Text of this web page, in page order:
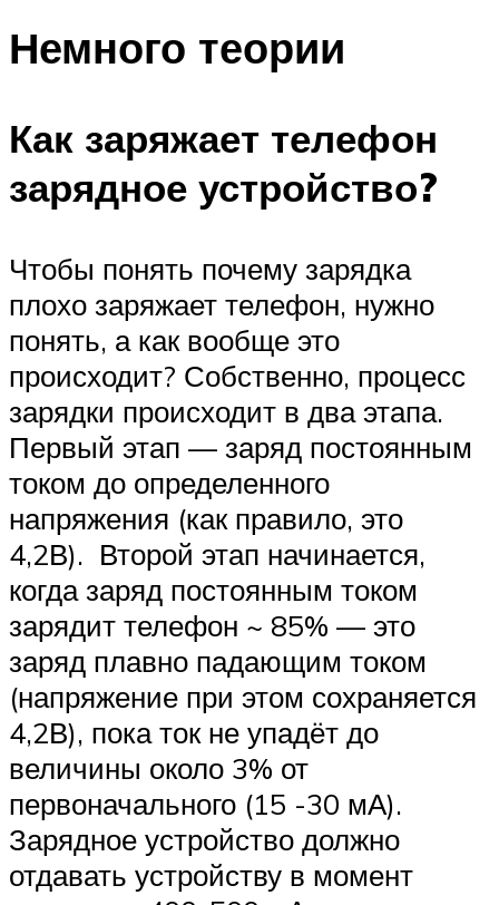
Немного теории
Как заряжает телефон
зарядное устройство?
Чтобы понять почему зарядка
плохо заряжает телефон, нужно
понять, а как вообще это
происходит? Собственно, процесс
зарядки происходит в два этапа.
Первый этап — заряд постоянным
током до определенного
напряжения (как правило, это
4,2В). Второй этап начинается,
когда заряд постоянным током
зарядит телефон ~ 85% — это
заряд плавно падающим током
(напряжение при этом сохраняется
4,2В), пока ток не упадёт до
величины около 3% от
первоначального (15 -30 мА).
Зарядное устройство должно
отдавать устройству в момент